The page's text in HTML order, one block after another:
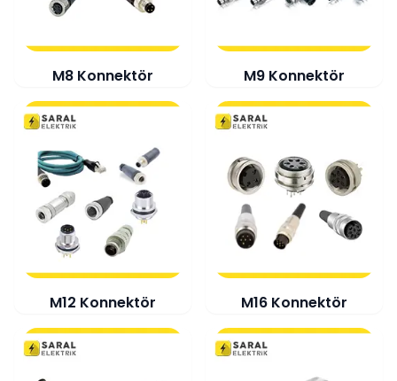
M8 Konnektör M9 Konnektör
M12 Konnektör M16 Konnektör